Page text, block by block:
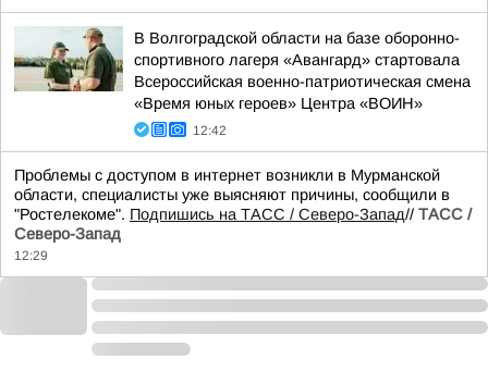
В Волгоградской области на базе оборонно-
спортивного лагеря «Авангард» стартовала
Всероссийская военно-патриотическая смена
«Время юных героев» Центра «ВОИН»
12:42
Проблемы с доступом в интернет возникли в Мурманской
области, специалисты уже выясняют причины, сообщили в
"Ростелекоме". Подпишись на ТАСС / Северо-Запад// ТАСС /
Северо-Запад
12:29